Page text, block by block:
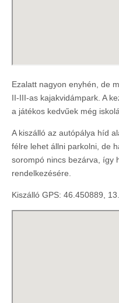
Ezalatt nagyon enyhén, de
II-III-as kajakvidámpark. A
a játékos kedvűek még
A kiszálló az autópálya híd
félre lehet állni parkolni, de
sorompó nincs bezárva, így
rendelkezésére.
Kiszálló GPS: 46.450889,